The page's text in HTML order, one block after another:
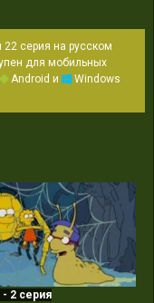
серия на русском
для мобильных
Android и
Windows
- 2 серия